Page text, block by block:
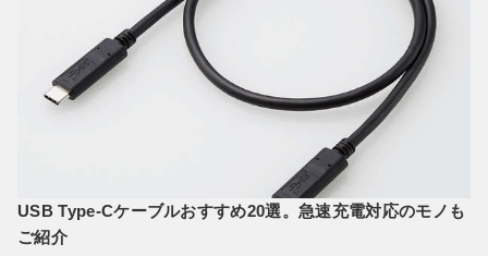
USB Type-Cケーブルおすすめ20選。急速充電対応のモノも
ご紹介